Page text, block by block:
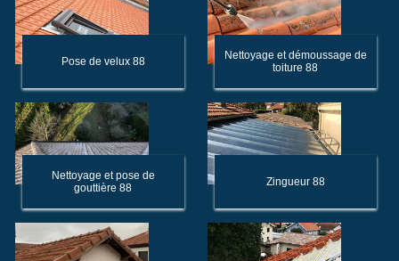
Pose de velux 88
Nettoyage et démoussage de
toiture 88
Nettoyage et pose de
gouttière 88
Zingueur 88